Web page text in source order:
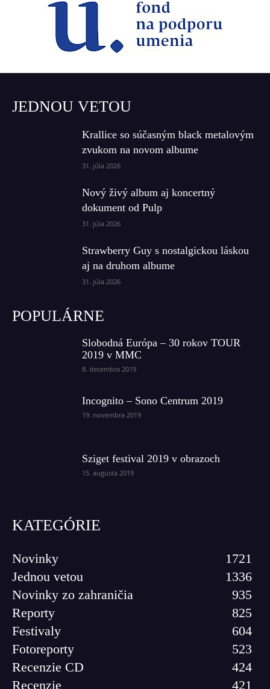
JEDNOU VETOU
Krallice so súčasným black metalovým
zvukom na novom albume
31. júla 2026
Nový živý album aj koncertný
dokument od Pulp
31. júla 2026
Strawberry Guy s nostalgickou láskou
aj na druhom albume
31. júla 2026
POPULÁRNE
Slobodná Európa – 30 rokov TOUR
2019 v MMC
8. decembra 2019
Incognito – Sono Centrum 2019
19. novembra 2019
Sziget festival 2019 v obrazoch
15. augusta 2019
KATEGÓRIE
Novinky
1721
Jednou vetou
1336
Novinky zo zahraničia
935
Reporty
825
Festivaly
604
Fotoreporty
523
Recenzie CD
424
Recenzie
421